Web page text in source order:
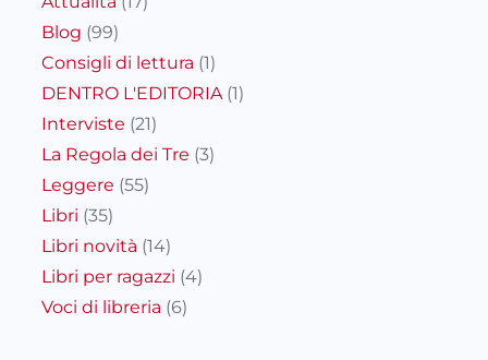
Blog (99)
Consigli di lettura (1)
DENTRO L'EDITORIA (1)
Interviste (21)
La Regola dei Tre (3)
Leggere (55)
Libri (35)
Libri novità (14)
Libri per ragazzi (4)
Voci di libreria (6)